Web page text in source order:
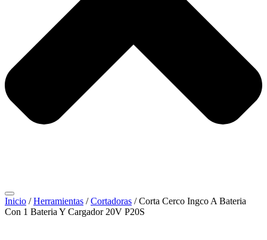
Inicio /Herramientas /Cortadoras / Corta Cerco Ingco A Bateria
Con 1 Bateria Y Cargador 20V P20S